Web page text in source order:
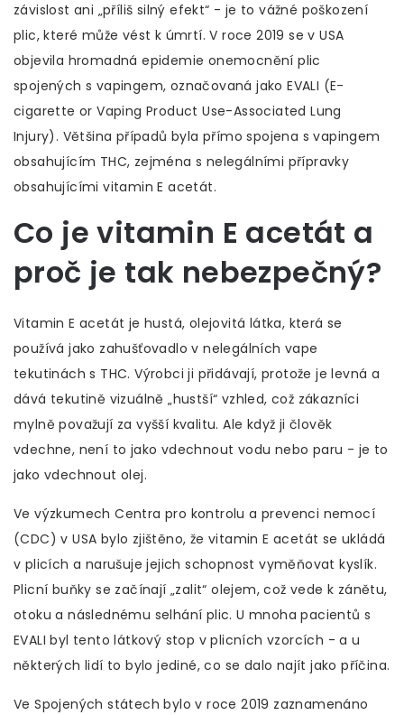
závislost ani „příliš silný efekt“ - je to vážné poškození
plic, které může vést k úmrtí. V roce 2019 se v USA
objevila hromadná epidemie onemocnění plic
spojených s vapingem, označovaná jako EVALI (E-
cigarette or Vaping Product Use-Associated Lung
Injury). Většina případů byla přímo spojena s vapingem
obsahujícím THC, zejména s nelegálními přípravky
obsahujícími vitamin E acetát.
Co je vitamin E acetát a
proč je tak nebezpečný?
Vitamin E acetát je hustá, olejovitá látka, která se
používá jako zahušťovadlo v nelegálních vape
tekutinách s THC. Výrobci ji přidávají, protože je levná a
dává tekutině vizuálně „hustší“ vzhled, což zákazníci
mylně považují za vyšší kvalitu. Ale když ji člověk
vdechne, není to jako vdechnout vodu nebo paru - je to
jako vdechnout olej.
Ve výzkumech Centra pro kontrolu a prevenci nemocí
(CDC) v USA bylo zjištěno, že vitamin E acetát se ukládá
v plicích a narušuje jejich schopnost vyměňovat kyslík.
Plicní buňky se začínají „zalit“ olejem, což vede k zánětu,
otoku a následnému selhání plic. U mnoha pacientů s
EVALI byl tento látkový stop v plicních vzorcích - a u
některých lidí to bylo jediné, co se dalo najít jako příčina.
Ve Spojených státech bylo v roce 2019 zaznamenáno